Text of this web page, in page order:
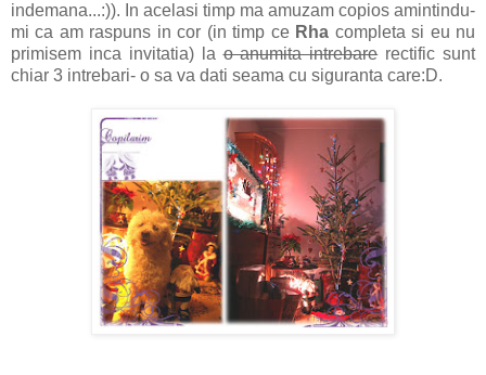
indemana...:)). In acelasi timp ma amuzam copios amintindu-
mi ca am raspuns in cor (in timp ce Rha completa si eu nu
primisem inca invitatia) lao anumita intrebarerectific sunt
chiar 3 intrebari- o sa va dati seama cu siguranta care:D.